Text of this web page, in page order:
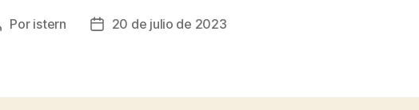
Por istern
Fecha20 de julio de 2023